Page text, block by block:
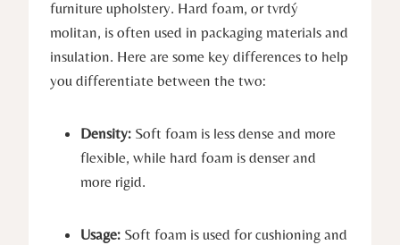
furniture upholstery. Hard foam, or tvrdý
molitan, is often used in packaging materials and
insulation. Here are some key differences to help
you differentiate between the two:
Density: Soft foam is less dense and more
flexible, while hard foam is denser and
more rigid.
Usage: Soft foam is used for cushioning and